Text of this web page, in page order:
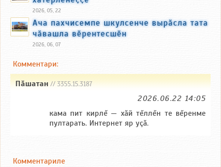
2026, 05, 22
Ача пахчисемпе шкулсенче вырӑсла тата
чӑвашла вӗрентесшӗн
2026, 06, 07
Комментари:
Пăшатан// 3355.15.3187
2026.06.22 14:05
кама пит кирлĕ — хăй тĕллĕн те вĕренме
пултарать. Интернет яр уçă.
Комментариле